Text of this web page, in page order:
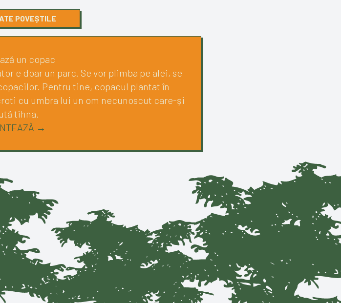
POVEȘTILE
un copac
e doar un parc. Se vor plimba pe alei, se
Pentru tine, copacul plantat în
cu umbra lui un om necunoscut care-și
tihna.
→